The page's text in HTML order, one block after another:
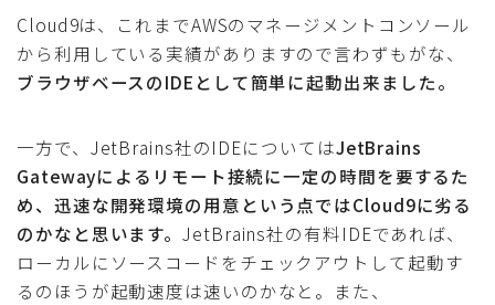
Cloud9は、これまでAWSのマネージメントコンソール
から利用している実績がありますので言わずもがな、
ブラウザベースのIDEとして簡単に起動出来ました。
一方で、JetBrains社のIDEについてはJetBrains
Gatewayによるリモート接続に一定の時間を要するた
め、迅速な開発環境の用意という点ではCloud9に劣る
のかなと思います。JetBrains社の有料IDEであれば、
ローカルにソースコードをチェックアウトして起動す
るのほうが起動速度は速いのかなと。また、